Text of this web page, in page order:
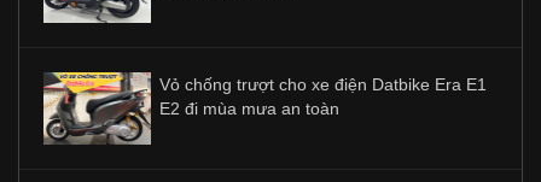
Vỏ chống trượt cho xe điện Datbike Era E1
E2 đi mùa mưa an toàn